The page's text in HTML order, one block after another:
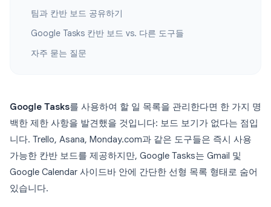
팀과 칸반 보드 공유하기
Google Tasks 칸반 보드 vs. 다른 도구들
자주 묻는 질문
Google Tasks를 사용하여 할 일 목록을 관리한다면 한 가지 명
백한 제한 사항을 발견했을 것입니다: 보드 보기가 없다는 점입
니다. Trello, Asana, Monday.com과 같은 도구들은 즉시 사용
가능한 칸반 보드를 제공하지만, Google Tasks는 Gmail 및
Google Calendar 사이드바 안에 간단한 선형 목록 형태로 숨어
있습니다.